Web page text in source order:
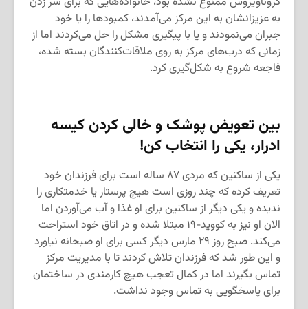
به عزیزانشان به این مرکز می‌آمدند، کمبودها را یا خود
جبران می‌نمودند و یا با پیگیری مشکل را حل می‌کردند اما از
زمانی که درب‌های مرکز به روی ملاقات‌کنندگان بسته شده،
فاجعه شروع به شکل‌گیری کرد.
بین تعویض پوشک و خالی کردن کیسه
ادرار، یکی را انتخاب کن!
یکی از ساکنین که مردی ۸۷ ساله است برای فرزندان خود
تعریف کرده که چند روزی است هیچ پرستار یا خدمتکاری را
ندیده و یکی دیگر از ساکنین برای او غذا و آب می‌آوردن اما
الان او نیز به کووید-۱۹ مبتلا شده و در اتاق خود استراحت
می‌کند. صبح روز ۲۹ مارس دیگر کسی برای او صبحانه نیاورد
و این طور شد که فرزندان تلاش کردند تا با مدیریت مرکز
تماس بگیرند اما در کمال تعجب هیچ کارمندی در ساختمان
برای پاسخگویی به تماس وجود نداشت.